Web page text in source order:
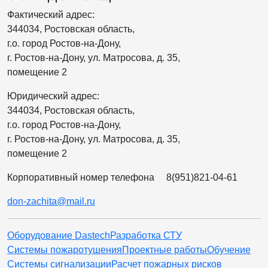
Фактический адрес:
344034, Ростовская область,
г.о. город Ростов-на-Дону,
г. Ростов-на-Дону, ул. Матросова, д. 35,
помещение 2
Юридический адрес:
344034, Ростовская область,
г.о. город Ростов-на-Дону,
г. Ростов-на-Дону, ул. Матросова, д. 35,
помещение 2
Корпоративный номер телефона 8(951)821-04-61
don-zachita@mail.ru
Оборудование DastechРазработка СТУ
Системы пожаротушенияПроектные работыОбучение
Системы сигнализацииРасчет пожарных рисков